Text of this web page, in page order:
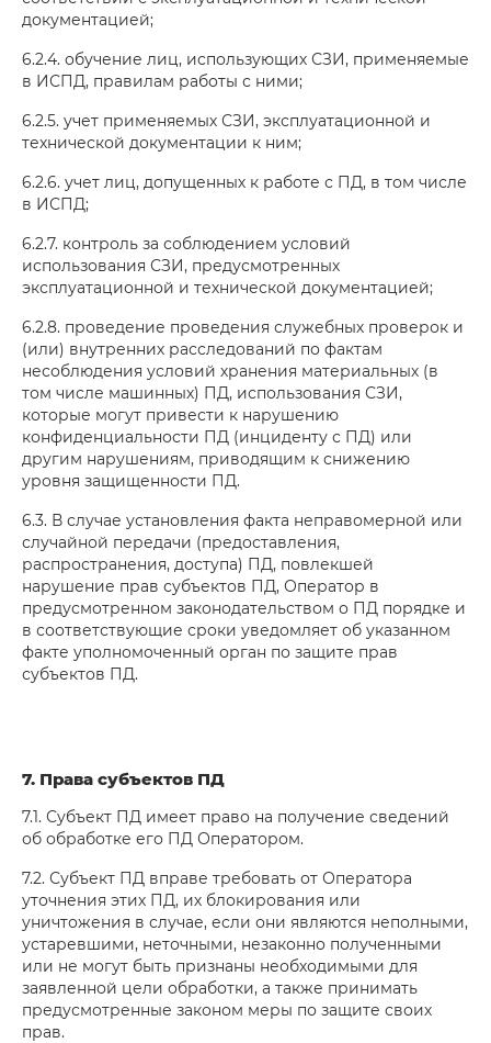
документацией;
6.2.4. обучение лиц, использующих СЗИ, применяемые
в ИСПД, правилам работы с ними;
6.2.5. учет применяемых СЗИ, эксплуатационной и
технической документации к ним;
6.2.6. учет лиц, допущенных к работе с ПД, в том числе
в ИСПД;
6.2.7. контроль за соблюдением условий
использования СЗИ, предусмотренных
эксплуатационной и технической документацией;
6.2.8. проведение проведения служебных проверок и
(или) внутренних расследований по фактам
несоблюдения условий хранения материальных (в
том числе машинных) ПД, использования СЗИ,
которые могут привести к нарушению
конфиденциальности ПД (инциденту с ПД) или
другим нарушениям, приводящим к снижению
уровня защищенности ПД.
6.3. В случае установления факта неправомерной или
случайной передачи (предоставления,
распространения, доступа) ПД, повлекшей
нарушение прав субъектов ПД, Оператор в
предусмотренном законодательством о ПД порядке и
в соответствующие сроки уведомляет об указанном
факте уполномоченный орган по защите прав
субъектов ПД.
7. Права субъектов ПД
7.1. Субъект ПД имеет право на получение сведений
об обработке его ПД Оператором.
7.2. Субъект ПД вправе требовать от Оператора
уточнения этих ПД, их блокирования или
уничтожения в случае, если они являются неполными,
устаревшими, неточными, незаконно полученными
или не могут быть признаны необходимыми для
заявленной цели обработки, а также принимать
предусмотренные законом меры по защите своих
прав.